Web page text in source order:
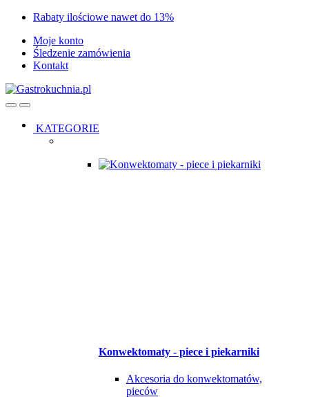
Skip
navigation
Skip
content
Rabaty ilościowe nawet do 13%
Moje konto
Śledzenie zamówienia
Kontakt
OpenClose
KATEGORIE
Konwektomaty - piece i piekarniki
Akcesoria do konwektomatów,
pieców